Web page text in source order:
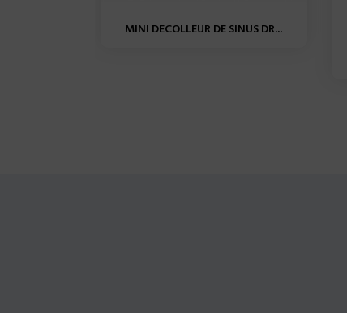
MINI DECOLLEUR DE SINUS DR...